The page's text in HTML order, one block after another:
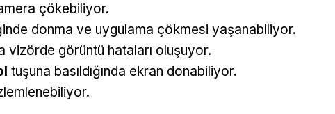
çökebiliyor.
donma ve uygulama çökmesi yaşanabiliyor.
vizörde görüntü hataları oluşuyor.
tuşuna basıldığında ekran donabiliyor.